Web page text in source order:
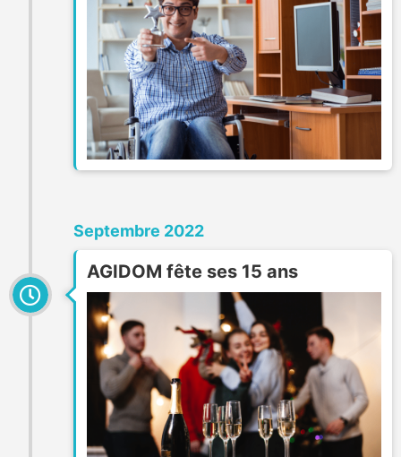
Septembre 2022
AGIDOM fête ses 15 ans